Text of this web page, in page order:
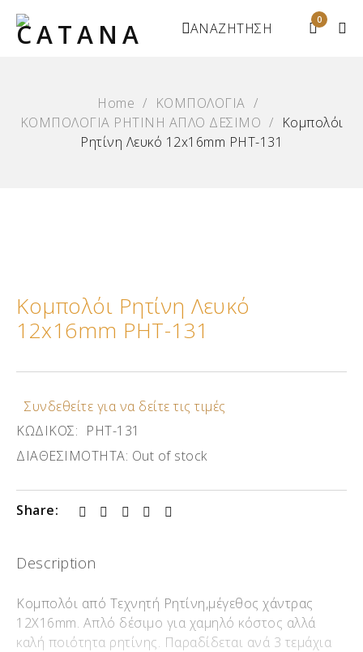
0
ΑΝΑΖΗΤΗΣΗ
Home / ΚΟΜΠΟΛΟΓΙΑ /
ΚΟΜΠΟΛΟΓΙΑ ΡΗΤΙΝΗ ΑΠΛΟ ΔΕΣΙΜΟ / Κομπολόι
Ρητίνη Λευκό 12x16mm ΡΗΤ-131
Κομπολόι Ρητίνη Λευκό
12x16mm ΡΗΤ-131
Συνδεθείτε για να δείτε τις τιμές
ΚΩΔΙΚΟΣ: ΡΗΤ-131
ΔΙΑΘΕΣΙΜΟΤΗΤΑ: Out of stock
Share:
Description
Κομπολόι από Τεχνητή Ρητίνη,μέγεθος χάντρας
12X16mm. Απλό δέσιμο για χαμηλό κόστος αλλά
καλή ποιότητα ρητίνης. Παραδίδεται ανά 3 τεμάχια